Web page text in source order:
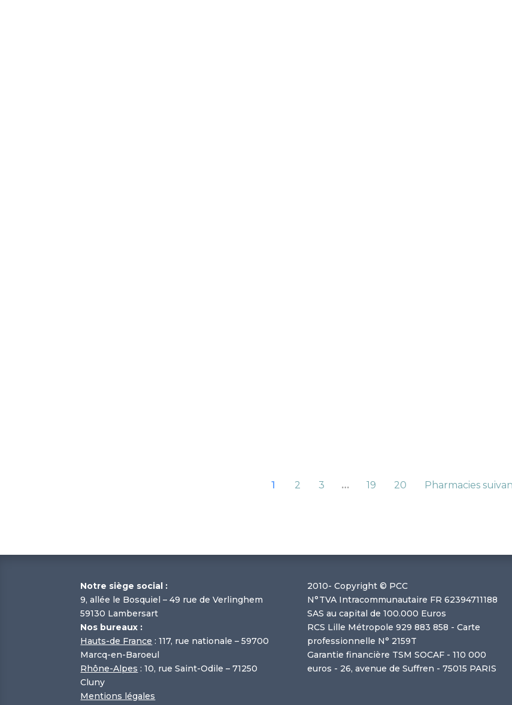
1 2 3 … 19 20 Pharmacies
Notre siège social :
9, allée le Bosquiel – 49 rue de Verlinghem
59130 Lambersart
Nos bureaux :
Hauts-de France : 117, rue nationale – 59700
Marcq-en-Baroeul
Rhône-Alpes : 10, rue Saint-Odile – 71250
Cluny
Mentions légales
2010- Copyright © PCC
N°TVA Intracommunautaire FR 62394711188
SAS au capital de 100.000 Euros
RCS Lille Métropole 929 883 858 - Carte
professionnelle N° 2159T
Garantie financière TSM SOCAF - 110 000
euros - 26, avenue de Suffren - 75015 PARIS